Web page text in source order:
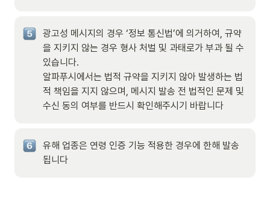
광고성 메시지의 경우 ‘정보 통신법’에 의거하여, 규약
을 지키지 않는 경우 형사 처벌 및 과태로가 부과 될 수
있습니다.
알파푸시에서는 법적 규약을 지키지 않아 발생하는 법
적 책임을 지지 않으며, 메시지 발송 전 법적인 문제 및
수신 동의 여부를 반드시 확인해주시기 바랍니다
유해 업종은 연령 인증 기능 적용한 경우에 한해 발송
됩니다